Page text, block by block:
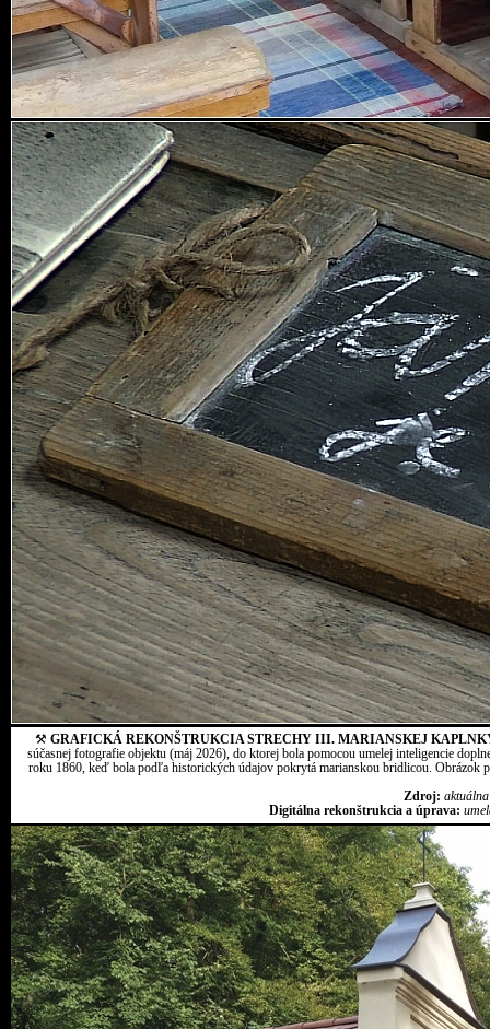
⚒ GRAFICKÁ REKONŠTRUKCIA STRECHY III. MARIANSKEJ
súčasnej fotografie objektu (máj 2026), do ktorej bola pomocou umelej inteligencie
roku 1860, keď bola podľa historických údajov pokrytá marianskou bridlicou. Obrázok
Zdroj:
Digitálna rekonštrukcia a úprava: